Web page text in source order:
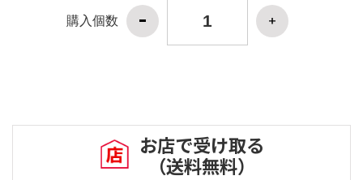
購入個数
お店で受け取る
（送料無料）